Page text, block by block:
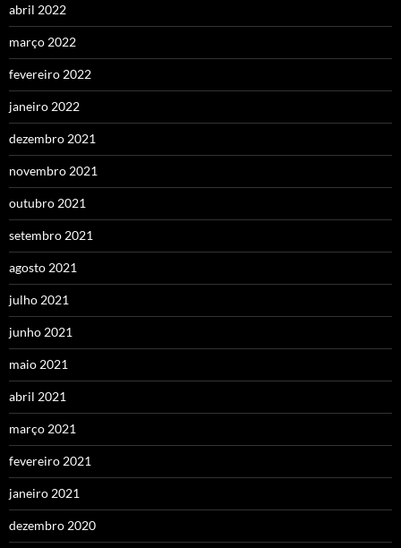
abril 2022
março 2022
fevereiro 2022
janeiro 2022
dezembro 2021
novembro 2021
outubro 2021
setembro 2021
agosto 2021
julho 2021
junho 2021
maio 2021
abril 2021
março 2021
fevereiro 2021
janeiro 2021
dezembro 2020